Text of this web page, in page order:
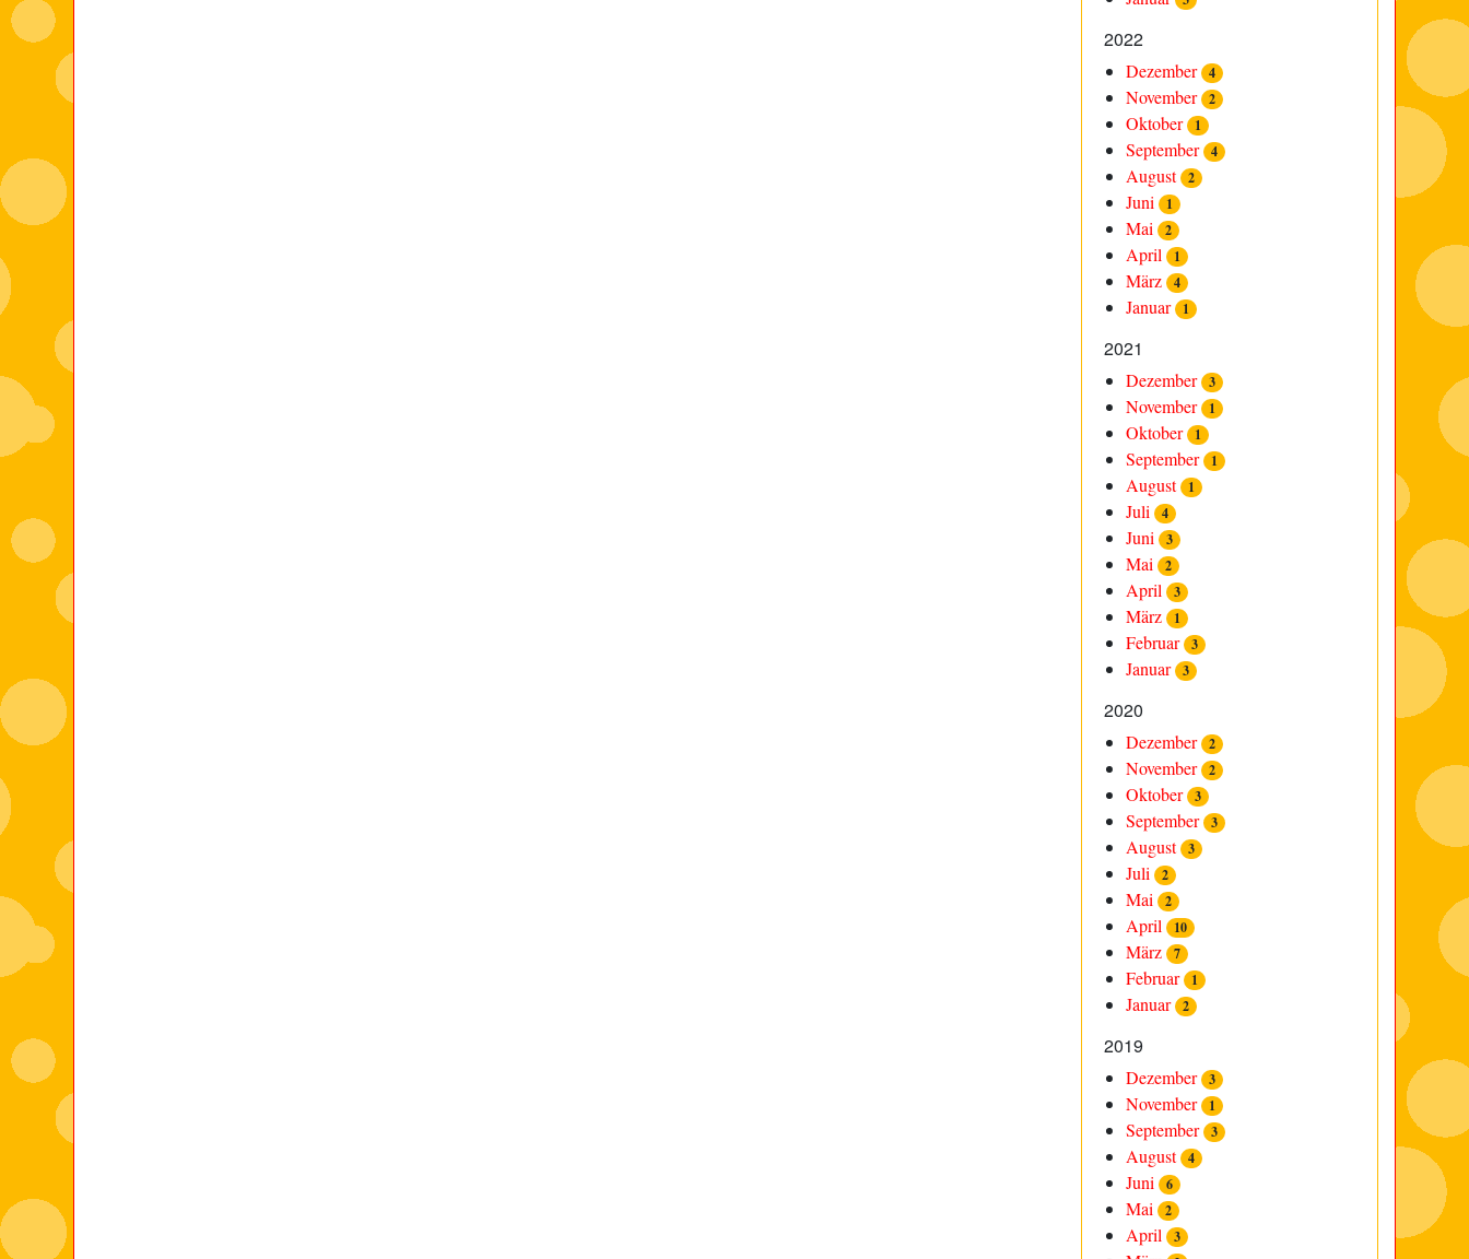
2022
Dezember 4
November 2
Oktober 1
September 4
August 2
Juni 1
Mai 2
April 1
März 4
Januar 1
2021
Dezember 3
November 1
Oktober 1
September 1
August 1
Juli 4
Juni 3
Mai 2
April 3
März 1
Februar 3
Januar 3
2020
Dezember 2
November 2
Oktober 3
September 3
August 3
Juli 2
Mai 2
April 10
März 7
Februar 1
Januar 2
2019
Dezember 3
November 1
September 3
August 4
Juni 6
Mai 2
April 3